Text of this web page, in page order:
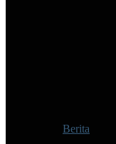
Berita